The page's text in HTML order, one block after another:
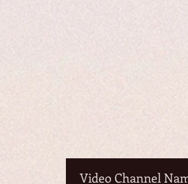
Video Channel